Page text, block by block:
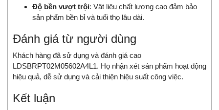
Độ bền vượt trội: Vật liệu chất lượng cao đảm bảo
sản phẩm bền bỉ và tuổi thọ lâu dài.
Đánh giá từ người dùng
Khách hàng đã sử dụng và đánh giá cao
LDSBRPT02M05602A4L1. Họ nhận xét sản phẩm hoạt động
hiệu quả, dễ sử dụng và cải thiện hiệu suất công việc.
Kết luận